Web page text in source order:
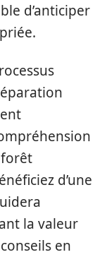
d’anticiper
d’une
la valeur
en